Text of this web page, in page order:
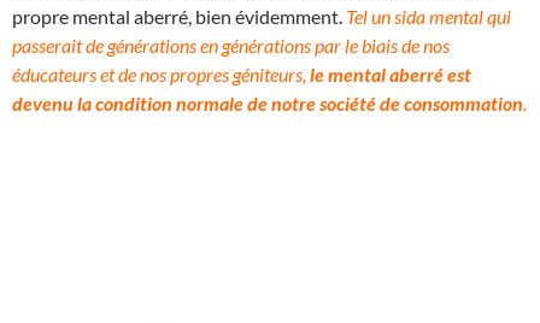
propre mental aberré, bien évidemment. Tel un sida mental qui
passerait de générations en générations par le biais de nos
éducateurs et de nos propres géniteurs, le mental aberré est
devenu la condition normale de notre société de consommation